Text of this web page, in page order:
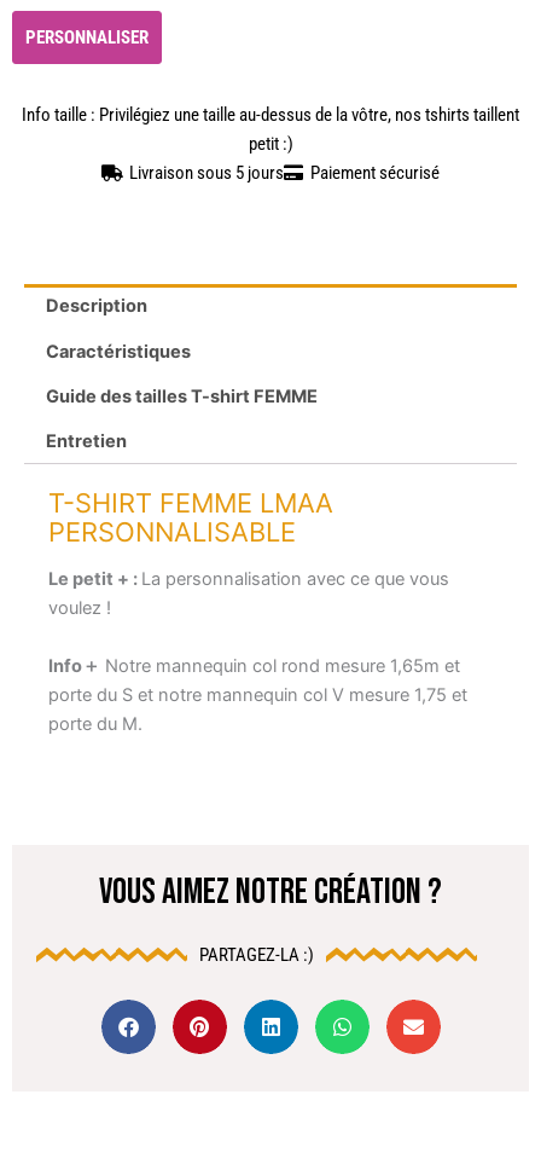
PERSONNALISER
Info taille : Privilégiez une taille au-dessus de la vôtre, nos tshirts taillent
petit :)
Livraison sous 5 jours
Paiement sécurisé
Description
Caractéristiques
Guide des tailles T-shirt FEMME
Entretien
T-SHIRT FEMME LMAA
PERSONNALISABLE
Le petit + : La personnalisation avec ce que vous
voulez !
Info＋ Notre mannequin col rond mesure 1,65m et
porte du S et notre mannequin col V mesure 1,75 et
porte du M.
VOUS AIMEZ NOTRE CRÉATION ?
PARTAGEZ-LA :)